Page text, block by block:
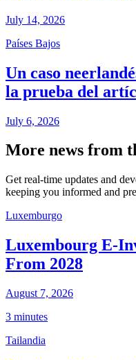
July 14, 2026
Países Bajos
Un caso
la prueba del
July 6, 2026
More news from
Get real-time updates and
keeping you informed and
Luxemburgo
Luxembourg E-
From 2028
August 7, 2026
3 minutes
Tailandia